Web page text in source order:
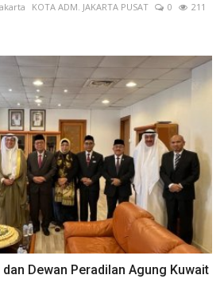
KOTA ADM. JAKARTA PUSAT 0
211
Dewan Peradilan Agung Kuwait